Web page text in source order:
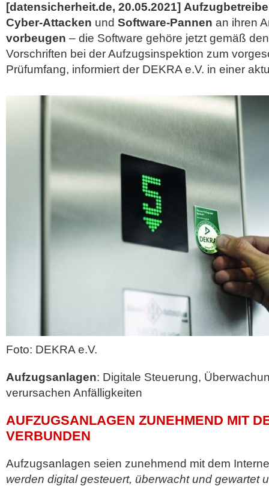
[datensicherheit.de, 20.05.2021]
Cyber-Attacken und Software-Pannen an ihren
vorbeugen – die Software gehöre jetzt gemäß
Vorschriften bei der Aufzugsinspektion zum
Prüfumfang, informiert der DEKRA e.V. in einer
Foto: DEKRA e.V.
Aufzugsanlagen: Digitale Steuerung,
verursachen Anfälligkeiten
AUFZUGSANLAGEN ZUNEHMEND MIT
VERBUNDEN
Aufzugsanlagen seien zunehmend mit dem
werden digital gesteuert, überwacht und gewartet